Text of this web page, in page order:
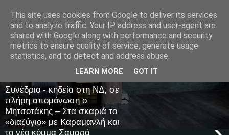
Μαγκαζίνο,ειδήσεις,απόψεις...
Συνέδριο - κηδεία στη ΝΔ, σε
πλήρη απομόνωση ο
Μητσοτάκης – Στα σκαριά το
«διαζύγιο» με Καραμανλή και
το νέο κόμμα Σαμαρά
This site uses cookies from Google to deliver its services
and to analyze traffic. Your IP address and user-agent are
shared with Google along with performance and security
metrics to ensure quality of service, generate usage
statistics, and to detect and address abuse.
LEARN MORE GOT IT